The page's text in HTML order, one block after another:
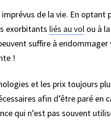
de la vie. En optant
exorbitants liés au volou à
suffire à
!
et les prix toujours
afin d’être paré en
qui n’est pas souvent